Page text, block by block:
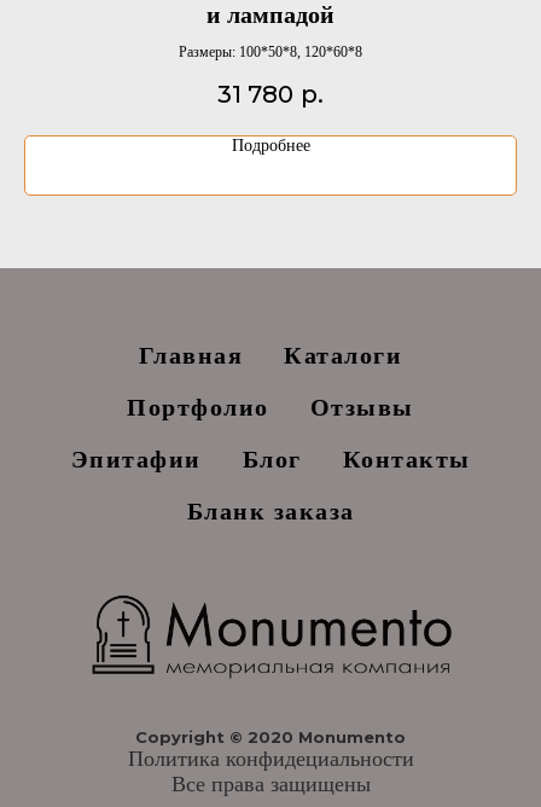
и лампадой
Размеры: 100*50*8, 120*60*8
31 780 р.
Подробнее
Главная
Каталоги
Портфолио
Отзывы
Эпитафии
Блог
Контакты
Бланк заказа
Copyright © 2020 Monumento
Политика конфидециальности
Все права защищены